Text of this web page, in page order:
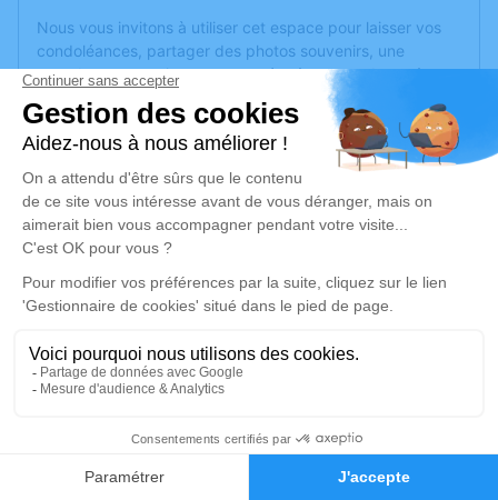
Faire-part Hommages
Nous vous invitons à utiliser cet espace pour laisser vos
condoléances, partager des photos souvenirs, une
anecdote ou exprimer vos pensées à travers des poèmes
ou des textes. Cet endroit est un lieu d'expression dédié à
honorer la mémoire de Yolande FRAYSSE.
Un service de plantation d’arbre hommage estdisponible
mercredi 20 mai 2026 à 10h00
PARC CIMETIERE COMMUNAUTAIRE D 161,
bd Université